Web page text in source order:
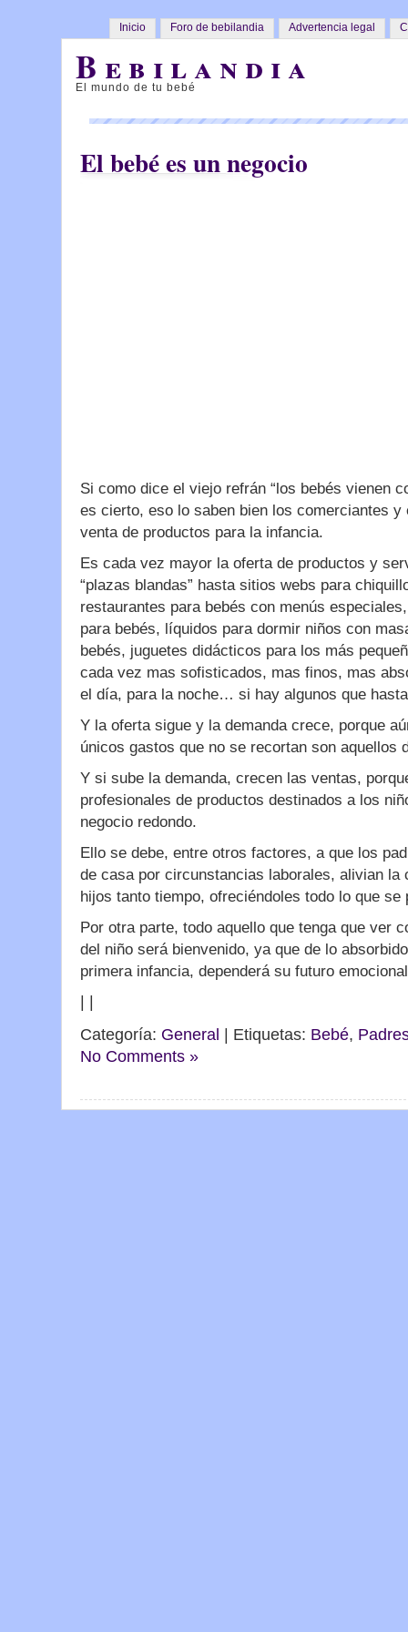
Inicio Foro de bebilandia Advertencia legal
Bebilandia
El mundo de tu bebé
El bebé es un negocio
Si como dice el viejo refrán “los bebés vienen
es cierto, eso lo saben bien los comerciantes
venta de productos para la infancia.
Es cada vez mayor la oferta de productos y
“plazas blandas” hasta sitios webs para
restaurantes para bebés con menús
para bebés, líquidos para dormir niños con
bebés, juguetes didácticos para los más
cada vez mas sofisticados, mas finos, mas
el día, para la noche… si hay algunos que
Y la oferta sigue y la demanda crece, porque
únicos gastos que no se recortan son aquellos
Y si sube la demanda, crecen las ventas,
profesionales de productos destinados a los
negocio redondo.
Ello se debe, entre otros factores, a que los
de casa por circunstancias laborales, alivian la
hijos tanto tiempo, ofreciéndoles todo lo que se
Por otra parte, todo aquello que tenga que ver
del niño será bienvenido, ya que de lo
primera infancia, dependerá su futuro
Categoría: General | Etiquetas: Bebé,
No Comments »